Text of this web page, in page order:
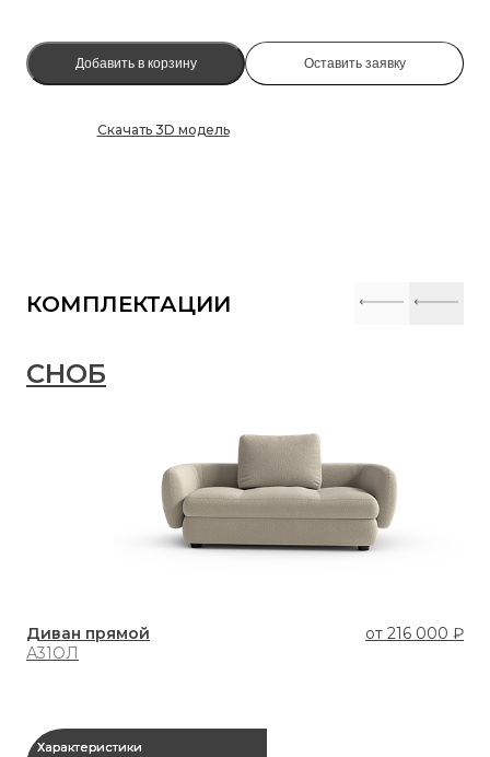
Добавить в корзину Оставить заявку
Скачать 3D модель
КОМПЛЕКТАЦИИ
СНОБ
Диван прямой от 216 000 ₽
А31ОЛ
Характеристики